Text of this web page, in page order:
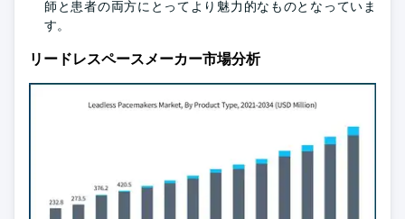
師と患者の両方にとってより魅力的なものとなっていま
す。
リードレスペースメーカー市場分析